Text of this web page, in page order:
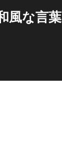
風な言葉